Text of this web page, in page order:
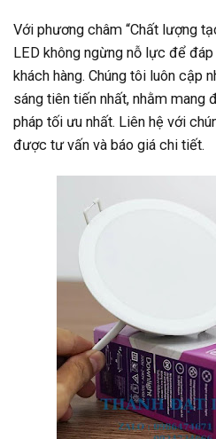
Với phương châm “Chất lượng
LED không ngừng nỗ lực để
khách hàng. Chúng tôi luôn cập
sáng tiên tiến nhất, nhằm mang
pháp tối ưu nhất. Liên hệ với
được tư vấn và báo giá chi tiết.